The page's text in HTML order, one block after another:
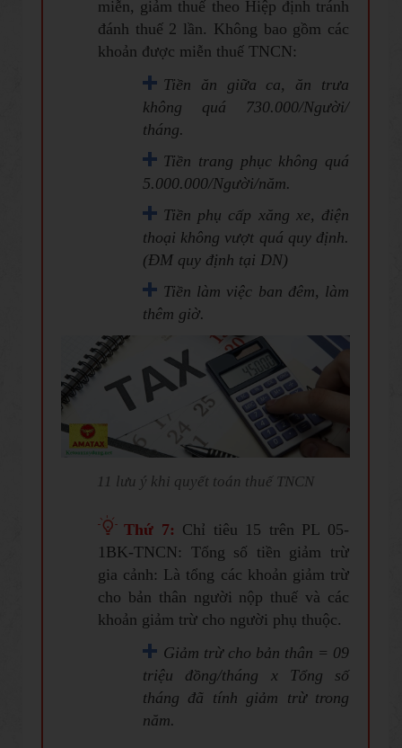
miễn, giảm thuế theo Hiệp định tránh
đánh thuế 2 lần. Không bao gồm các
khoản được miễn thuế TNCN:
Tiền ăn giữa ca, ăn trưa
không quá 730.000/Người/
tháng.
Tiền trang phục không quá
5.000.000/Người/năm.
Tiền phụ cấp xăng xe, điện
thoại không vượt quá quy định.
(ĐM quy định tại DN)
Tiền làm việc ban đêm, làm
thêm giờ.
11 lưu ý khi quyết toán thuế TNCN
Thứ 7: Chỉ tiêu 15 trên PL 05-
1BK-TNCN: Tổng số tiền giảm trừ
gia cảnh: Là tổng các khoản giảm trừ
cho bản thân người nộp thuế và các
khoản giảm trừ cho người phụ thuộc.
Giảm trừ cho bản thân = 09
triệu đồng/tháng x Tổng số
tháng đã tính giảm trừ trong
năm.